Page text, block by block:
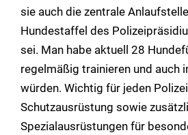
sie auch die zentrale
Hundestaffel des
sei. Man habe aktuell 28
regelmäßig trainieren und auch
würden. Wichtig für jeden
Schutzausrüstung sowie
Spezialausrüstungen für